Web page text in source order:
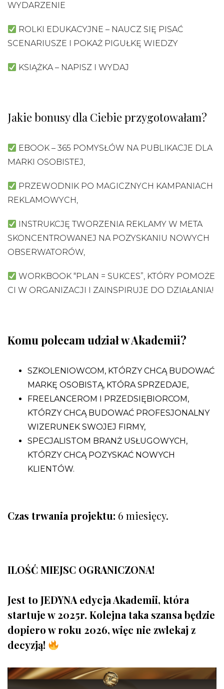
WYDARZENIE
ROLKI EDUKACYJNE – NAUCZ SIĘ PISAĆ
SCENARIUSZE I POKAŻ PIGUŁKĘ WIEDZY
KSIĄŻKA – NAPISZ I WYDAJ
Jakie bonusy dla Ciebie przygotowałam?
EBOOK – 365 POMYSŁÓW NA PUBLIKACJE DLA
MARKI OSOBISTEJ,
PRZEWODNIK PO MAGICZNYCH KAMPANIACH
REKLAMOWYCH,
INSTRUKCJĘ TWORZENIA REKLAMY W META
SKONCENTROWANEJ NA POZYSKANIU NOWYCH
OBSERWATORÓW,
WORKBOOK “PLAN = SUKCES”, KTÓRY POMOŻE
CI W ORGANIZACJI I ZAINSPIRUJE DO DZIAŁANIA!
Komu polecam udział w Akademii?
SZKOLENIOWCOM, KTÓRZY CHCĄ BUDOWAĆ
MARKĘ OSOBISTĄ, KTÓRA SPRZEDAJE,
FREELANCEROM I PRZEDSIĘBIORCOM,
KTÓRZY CHCĄ BUDOWAĆ PROFESJONALNY
WIZERUNEK SWOJEJ FIRMY,
SPECJALISTOM BRANŻ USŁUGOWYCH,
KTÓRZY CHCĄ POZYSKAĆ NOWYCH
KLIENTÓW.
Czas trwania projektu: 6 miesięcy.
ILOŚĆ MIEJSC OGRANICZONA!
Jest to JEDYNA edycja Akademii, która
startuje w 2025r. Kolejna taka szansa będzie
dopiero w roku 2026, więc nie zwlekaj z
decyzją!